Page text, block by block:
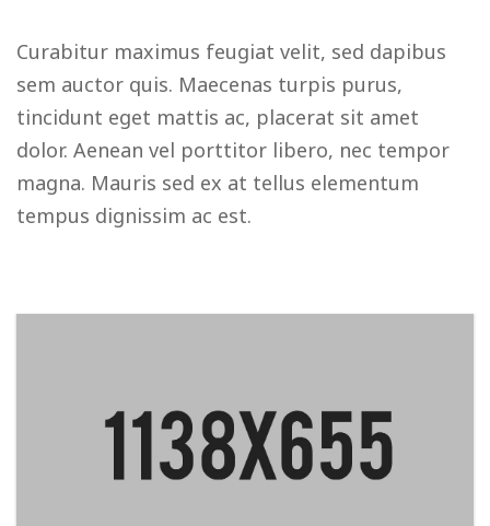
Curabitur maximus feugiat velit, sed dapibus
sem auctor quis. Maecenas turpis purus,
tincidunt eget mattis ac, placerat sit amet
dolor. Aenean vel porttitor libero, nec tempor
magna. Mauris sed ex at tellus elementum
tempus dignissim ac est.